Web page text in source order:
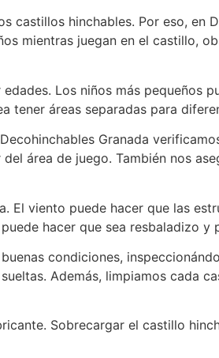
castillos hinchables. Por eso, en
mientras juegan en el castillo,
Los niños más pequeños
tener áreas separadas para
Granada
área de juego. También nos
El viento puede hacer que las
hacer que sea resbaladizo y
condiciones,
Además, limpiamos cada
Sobrecargar el castillo